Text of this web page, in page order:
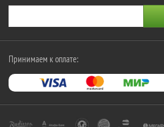
Принимаем к оплате: